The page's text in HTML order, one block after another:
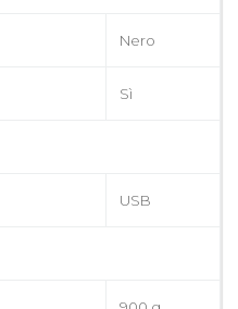
Nero
Sì
USB